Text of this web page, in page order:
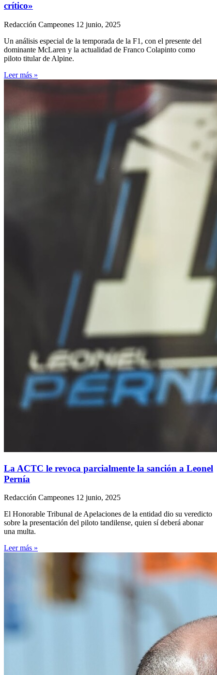
crítico»
Redacción Campeones 12 junio, 2025
Un análisis especial de la temporada de la F1, con el presente del
dominante McLaren y la actualidad de Franco Colapinto como
piloto titular de Alpine.
Leer más »
La ACTC le revoca parcialmente la sanción a Leonel
Pernía
Redacción Campeones 12 junio, 2025
El Honorable Tribunal de Apelaciones de la entidad dio su veredicto
sobre la presentación del piloto tandilense, quien sí deberá abonar
una multa.
Leer más »